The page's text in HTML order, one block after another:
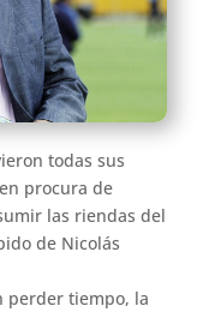
todas sus
procura de
las riendas del
de Nicolás
perder tiempo, la